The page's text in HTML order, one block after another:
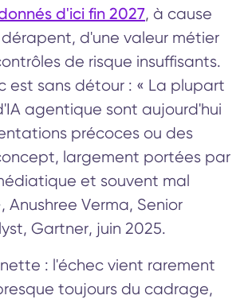
d'ici fin 2027, à cause
d'une valeur métier
de risque insuffisants.
est sans détour : « La plupart
agentique sont aujourd'hui
précoces ou des
largement portées par
et souvent mal
Anushree Verma, Senior
Gartner, juin 2025.
: l'échec vient rarement
toujours du cadrage,